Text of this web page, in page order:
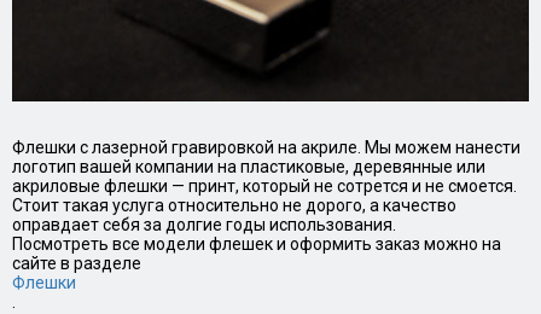
Флешки с лазерной гравировкой на акриле. Мы можем нанести
логотип вашей компании на пластиковые, деревянные или
акриловые флешки — принт, который не сотрется и не смоется.
Стоит такая услуга относительно не дорого, а качество
оправдает себя за долгие годы использования.
Посмотреть все модели флешек и оформить заказ можно на
сайте в разделе
Флешки
.